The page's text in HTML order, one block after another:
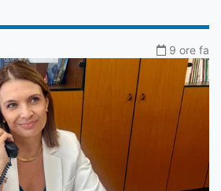
9 ore fa